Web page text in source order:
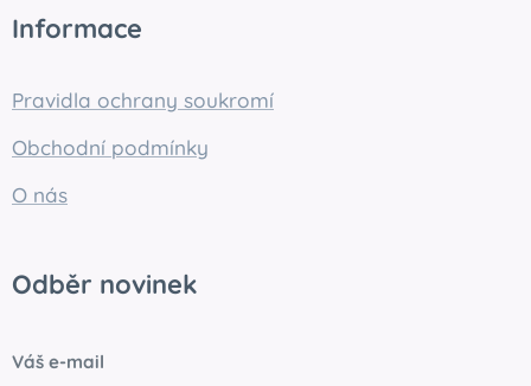
Informace
Pravidla ochrany soukromí
Obchodní podmínky
O nás
Odběr novinek
Váš e-mail